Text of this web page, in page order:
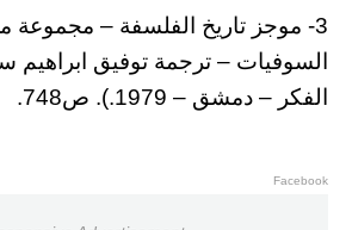
3- موجز تاريخ الفلسفة – مجموعة
السوفيات – ترجمة توفيق ابراهيم
الفكر – دمشق – 1979.). ص748.
Facebook